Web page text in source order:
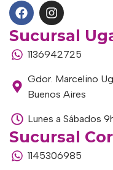
Sucursal
1136942725
Gdor. Marcelino
Buenos Aires
Lunes a Sábados
Sucursal
1145306985